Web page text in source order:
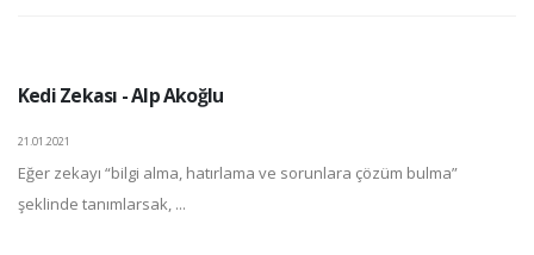
Kedi Zekası - Alp Akoğlu
21.01.2021
Eğer zekayı “bilgi alma, hatırlama ve sorunlara çözüm bulma”
şeklinde tanımlarsak, ...